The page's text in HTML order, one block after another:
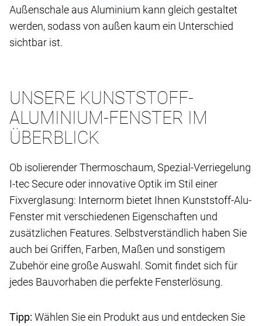
Außenschale aus Aluminium kann gleich gestaltet
werden, sodass von außen kaum ein Unterschied
sichtbar ist.
UNSERE KUNSTSTOFF-
ALUMINIUM-FENSTER IM
ÜBERBLICK
Ob isolierender Thermoschaum, Spezial-Verriegelung
I-tec Secure oder innovative Optik im Stil einer
Fixverglasung: Internorm bietet Ihnen Kunststoff-Alu-
Fenster mit verschiedenen Eigenschaften und
zusätzlichen Features. Selbstverständlich haben Sie
auch bei Griffen, Farben, Maßen und sonstigem
Zubehör eine große Auswahl. Somit findet sich für
jedes Bauvorhaben die perfekte Fensterlösung.
Tipp: Wählen Sie ein Produkt aus und entdecken Sie